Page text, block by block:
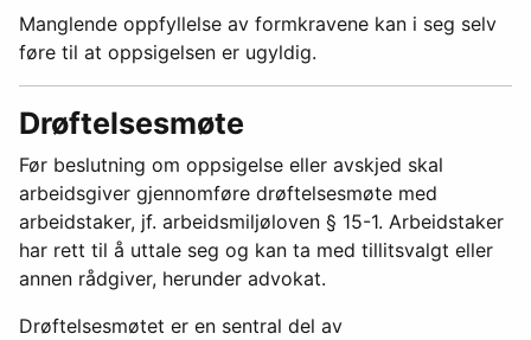
Manglende oppfyllelse av formkravene kan i seg selv
føre til at oppsigelsen er ugyldig.
Drøftelsesmøte
Før beslutning om oppsigelse eller avskjed skal
arbeidsgiver gjennomføre drøftelsesmøte med
arbeidstaker, jf. arbeidsmiljøloven § 15-1. Arbeidstaker
har rett til å uttale seg og kan ta med tillitsvalgt eller
annen rådgiver, herunder advokat.
Drøftelsesmøtet er en sentral del av